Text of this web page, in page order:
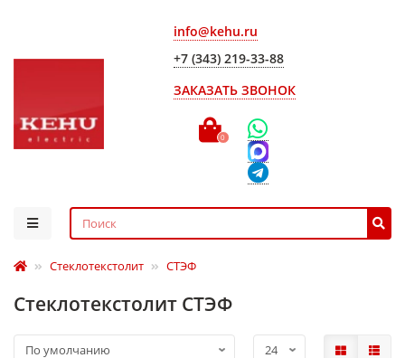
info@kehu.ru
+7 (343) 219-33-88
ЗАКАЗАТЬ ЗВОНОК
0
Стеклотекстолит СТЭФ
Стеклотекстолит СТЭФ